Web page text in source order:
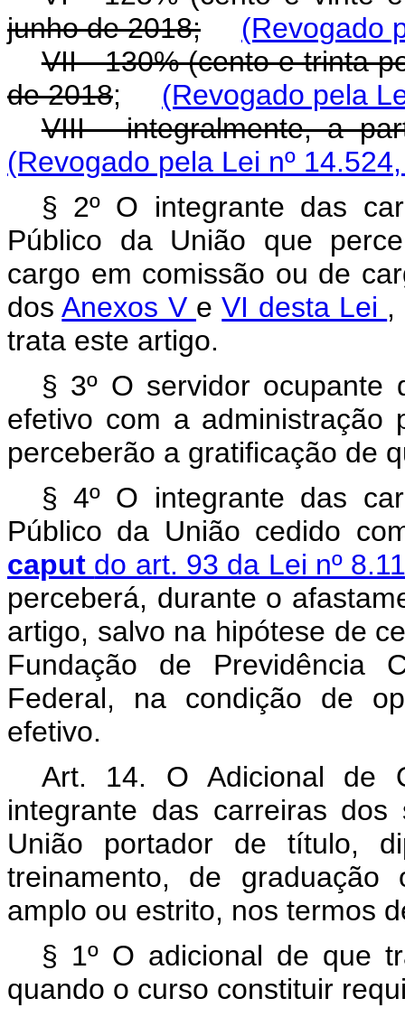
junho de 2018;
(Revogado
VII - 130% (cento e trinta
de 2018; (Revogado pela
VIII - integralmente, a
(Revogado pela Lei nº
§ 2º O integrante das
Público da União que
cargo em comissão ou de
dosAnexos V eVI desta Lei ,
trata este artigo.
§ 3º O servidor ocupante
efetivo com a administração
perceberão a gratificação de
§ 4º O integrante das
Público da União cedido
caput do art. 93 da Lei nº
perceberá, durante o
artigo, salvo na hipótese de
Fundação de Previdência
Federal, na condição de
efetivo.
Art. 14. O Adicional de
integrante das carreiras
União portador de título,
treinamento, de
amplo ou estrito, nos termos
§ 1º O adicional de que
quando o curso constituir